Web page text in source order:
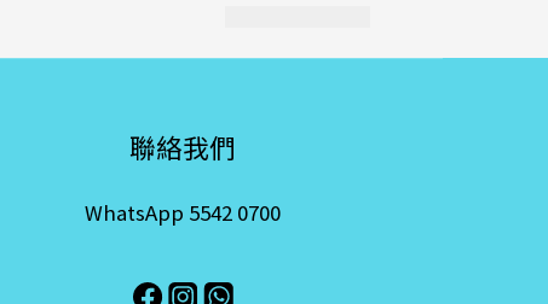
聯絡我們
WhatsApp 5542 0700